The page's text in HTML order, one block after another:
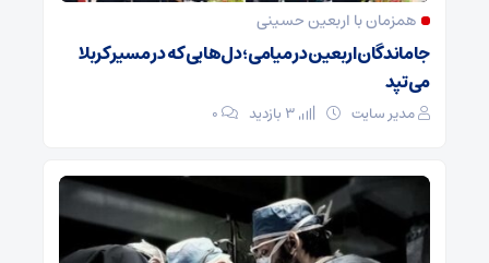
همزمان با اربعین حسینی
جاماندگان اربعین در میامی؛ دل‌هایی که در مسیر کربلا
می‌تپد
مدیر سایت ۰